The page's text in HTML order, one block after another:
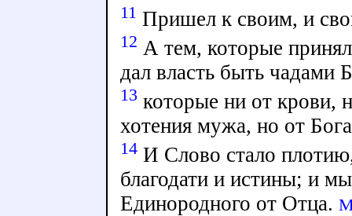
11 Пришел к своим, и
12 А тем, которые
дал власть быть
13 которые ни от крови,
хотения мужа, но от
14И Слово стало
благодати и истины; и
Единородного от Отца.